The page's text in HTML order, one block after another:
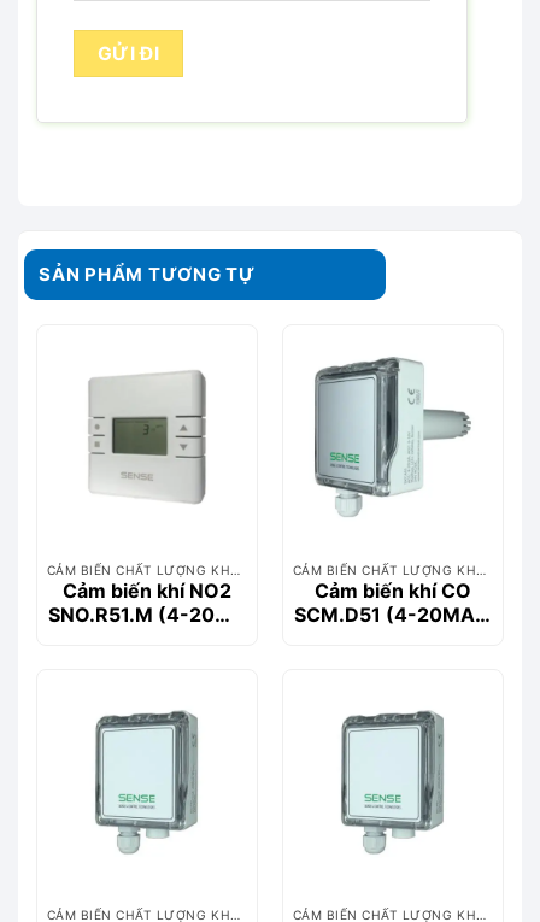
SẢN PHẨM TƯƠNG TỰ
Cảm biến khí NO2
SNO.R51.M (4-20MA
Cảm biến khí CO
SCM.D51 (4-20MA +